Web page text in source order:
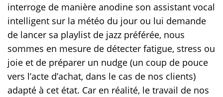
interroge de manière anodine son assistant vocal
intelligent sur la météo du jour ou lui demande
de lancer sa playlist de jazz préférée, nous
sommes en mesure de détecter fatigue, stress ou
joie et de préparer un nudge (un coup de pouce
vers l’acte d’achat, dans le cas de nos clients)
adapté à cet état. Car en réalité, le travail de nos